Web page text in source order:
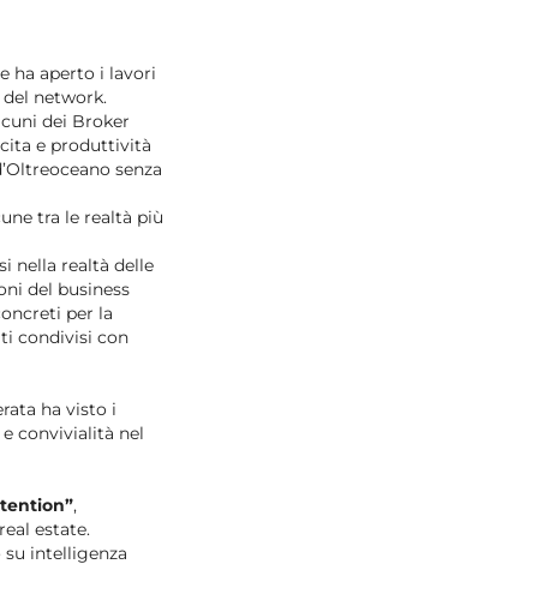
ha aperto i lavori
network.
dei Broker
e produttività
senza
tra le realtà più
nella realtà delle
del business
per la
condivisi con
ha visto i
convivialità nel
,
estate.
su intelligenza